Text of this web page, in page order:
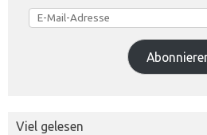
E-
Mail-
Adresse
Viel gelesen